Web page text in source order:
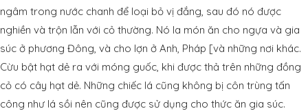
ngâm trong nước chanh để loại bỏ vị đắng, sau đó nó được
nghiền và trộn lẫn với cỏ thường. Nó la món ăn cho ngựa và gia
súc ở phương Đông, và cho lợn ở Anh, Pháp [và những nơi khác.
Cừu bật hạt dẻ ra với móng guốc, khi được thả trên những đồng
cỏ có cây hạt dẻ. Những chiếc lá cũng không bị côn trùng tấn
công như lá sồi nên cũng được sử dụng cho thức ăn gia súc.